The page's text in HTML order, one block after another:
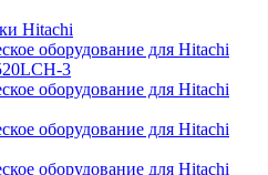
Hitachi
оборудование для Hitachi
3
оборудование для Hitachi
оборудование для Hitachi
оборудование для Hitachi